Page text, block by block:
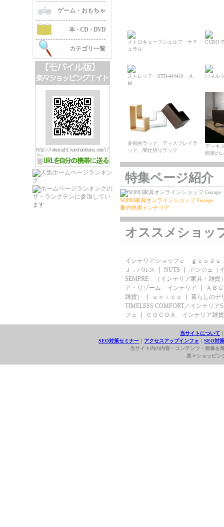
メトロキューブシェルフ・ナチ
ュラル
CUBO
ストレッチ STH-4列4段 木
目
パネル
多目的ラック、ディスプレイラ
ック、間仕切りラック
デッキ
部屋の
特集ページ紹介
SOHO家具オンラインショップ Garage
夏の快適インテリア
オススメショッ
インテリアショップｅ－ｇｏｏｄｓ
Ｊ．パルス
NUTS
アンジェ（
SEMPRE （インテリア家具・雑貨
ア・リゾーム インテリア
ＡＢ
雑貨）
ｕｎｉｃｏ
暮らしのデ
TIMELESS COMFORT／インテリア
フェ
ＣＯＣＯＡ インテリア雑貨
ゲーム・おもちゃ
本・CD・DVD
カテゴリ一覧
当サイトについて
SEO対策セミナー
アクセスアップインフォ ｜SEO対
当サイト内の内容・コンテンツ・画像を
楽々ショッピン